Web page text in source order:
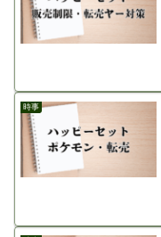
時事